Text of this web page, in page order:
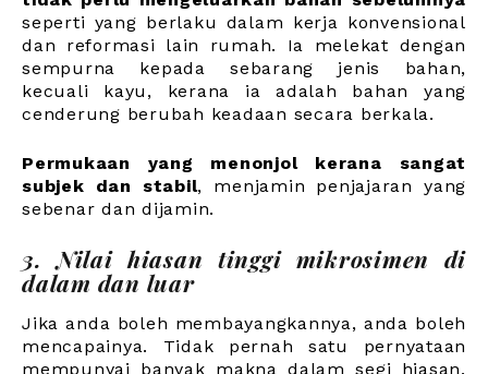
seperti yang berlaku dalam kerja konvensional
dan reformasi lain rumah. Ia melekat dengan
sempurna kepada sebarang jenis bahan,
kecuali kayu, kerana ia adalah bahan yang
cenderung berubah keadaan secara berkala.
Permukaan yang menonjol kerana sangat
subjek dan stabil, menjamin penjajaran yang
sebenar dan dijamin.
3. Nilai hiasan tinggi mikrosimen di
dalam dan luar
Jika anda boleh membayangkannya, anda boleh
mencapainya. Tidak pernah satu pernyataan
mempunyai banyak makna dalam segi hiasan.